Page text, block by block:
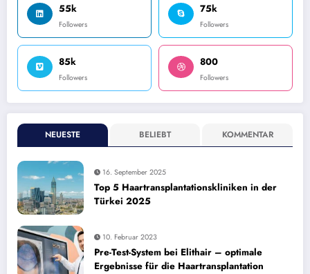
55k
Followers
75k
Followers
85k
Followers
800
Followers
NEUESTE BELIEBT KOMMENTAR
16. September 2025
Top 5 Haartransplantationskliniken in der
Türkei 2025
10. Februar 2023
Pre-Test-System bei Elithair – optimale
Ergebnisse für die Haartransplantation